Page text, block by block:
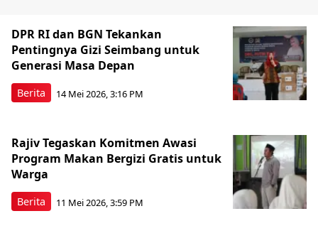
Berita
DPR RI dan BGN Tekankan
Pentingnya Gizi Seimbang untuk
Generasi Masa Depan
14 Mei 2026, 3:16 PM
Berita
Rajiv Tegaskan Komitmen Awasi
Program Makan Bergizi Gratis untuk
Warga
11 Mei 2026, 3:59 PM